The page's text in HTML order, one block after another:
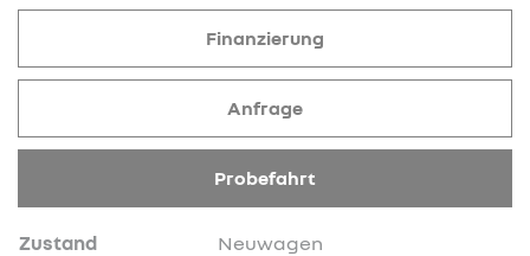
Zustand Neuwagen
Finanzierung
Anfrage
Probefahrt